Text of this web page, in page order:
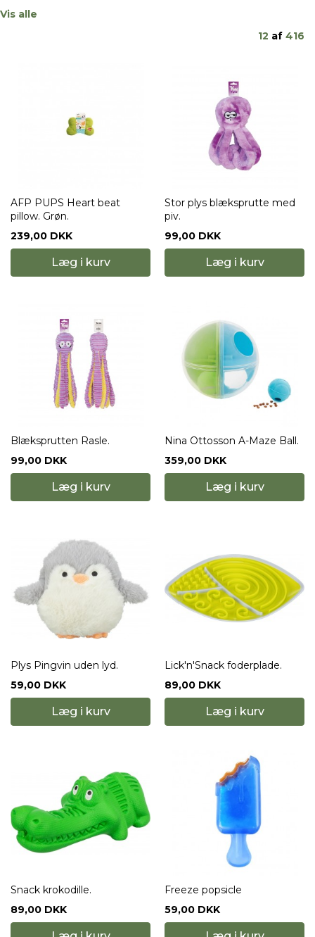
Vis alle
12 af 416
AFP PUPS Heart beat
pillow. Grøn.
239,00 DKK
Læg i kurv
Stor plys blæksprutte med
piv.
99,00 DKK
Læg i kurv
Blæksprutten Rasle.
99,00 DKK
Læg i kurv
Nina Ottosson A-Maze Ball.
359,00 DKK
Læg i kurv
Plys Pingvin uden lyd.
59,00 DKK
Læg i kurv
Lick'n'Snack foderplade.
89,00 DKK
Læg i kurv
Snack krokodille.
89,00 DKK
Freeze popsicle
59,00 DKK